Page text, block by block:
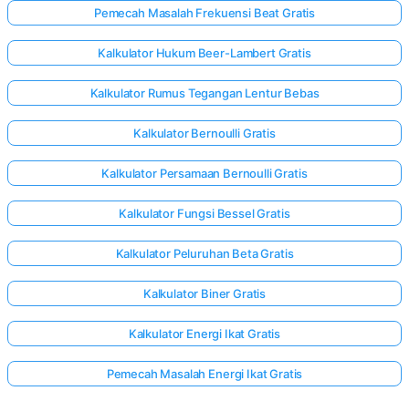
Ada
Anda
Pemecah Masalah Frekuensi Beat Gratis
Kalkulator Hukum Beer-Lambert Gratis
Kalkulator Rumus Tegangan Lentur Bebas
Kalkulator Bernoulli Gratis
Kalkulator Persamaan Bernoulli Gratis
Kalkulator Fungsi Bessel Gratis
Kalkulator Peluruhan Beta Gratis
Kalkulator Biner Gratis
Kalkulator Energi Ikat Gratis
Pemecah Masalah Energi Ikat Gratis